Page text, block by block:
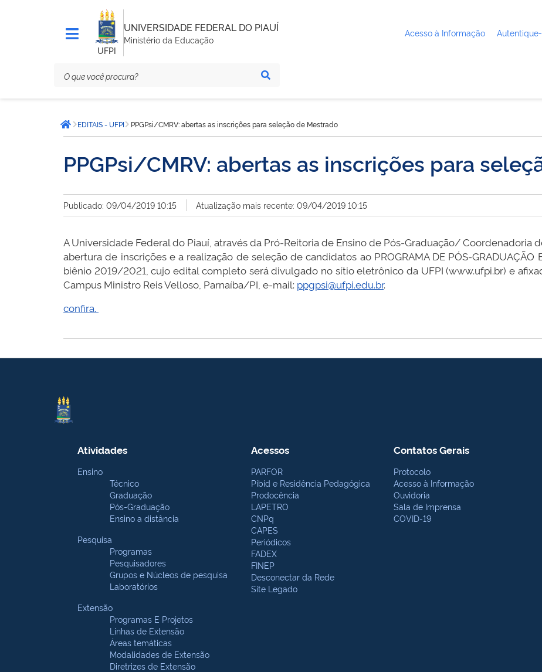
UFPI
UNIVERSIDADE FEDERAL DO PIAUÍ
Ministério da Educação
Acesso à Informação
está
aqui:Página inicial
EDITAIS - UFPI PPGPsi/CMRV: abertas as inscrições para seleção de Mestrado
PPGPsi/CMRV: abertas as inscrições para
Publicado: 09/04/2019 10:15 Atualização mais recente: 09/04/2019 10:15
A Universidade Federal do Piauí, através da Pró-Reitoria de Ensino de Pós-Graduação/ Coordenadoria
abertura de inscrições e a realização de seleção de candidatos ao PROGRAMA DE PÓS-GRADUAÇÃO
biênio 2019/2021, cujo edital completo será divulgado no sítio eletrônico da UFPI (www.ufpi.br) e
Campus Ministro Reis Velloso, Parnaíba/PI, e-mail: ppgpsi@ufpi.edu.br.
confira.
Atividades
Ensino
Técnico
Graduação
Pós-Graduação
Ensino a distância
Pesquisa
Programas
Pesquisadores
Grupos e Núcleos de pesquisa
Laboratórios
Extensão
Programas E Projetos
Linhas de Extensão
Áreas temáticas
Modalidades de Extensão
Diretrizes de Extensão
Acessos
PARFOR
Pibid e Residência Pedagógica
Prodocência
LAPETRO
CNPq
CAPES
Periódicos
FADEX
FINEP
Desconectar da Rede
Site Legado
Contatos Gerais
Protocolo
Acesso à Informação
Ouvidoria
Sala de Imprensa
COVID-19